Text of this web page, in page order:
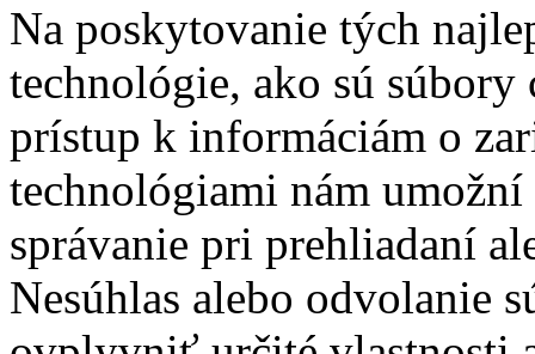
Na poskytovanie tých
technológie, ako sú súbory
prístup k informáciám o
technológiami nám
správanie pri prehliadaní
Nesúhlas alebo odvolanie